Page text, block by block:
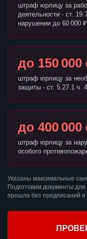
штраф юрлицу за
деятельности - ст.
нарушении до 60 000 ₽
до 150 000
штраф юрлицу за
защиты - ст. 5.27.1 ч.
до 400 000
штраф юрлицу за
особого
Указаны максимальные
Подготовим документы
прошла без предписаний